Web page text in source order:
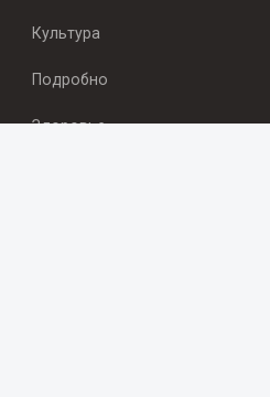
Культура
Подробно
Здоровье